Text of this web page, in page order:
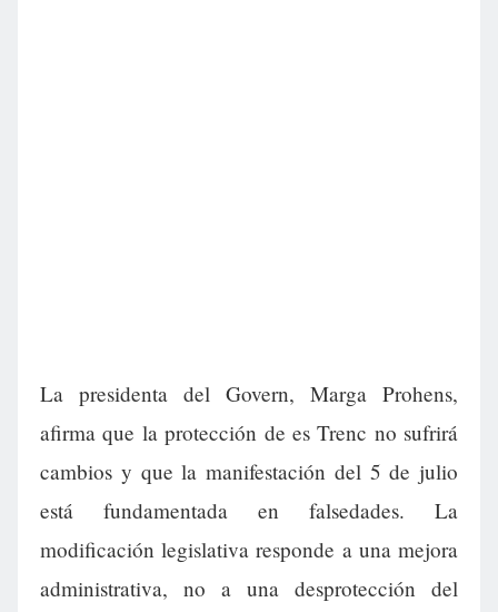
La presidenta del Govern, Marga Prohens,
afirma que la protección de es Trenc no sufrirá
cambios y que la manifestación del 5 de julio
está fundamentada en falsedades. La
modificación legislativa responde a una mejora
administrativa, no a una desprotección del